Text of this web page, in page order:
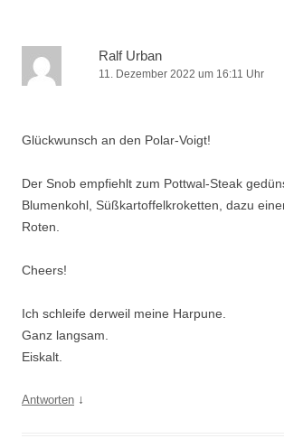
Ralf Urban
11. Dezember 2022 um 16:11 Uhr
Glückwunsch an den Polar-Voigt!
Der Snob empfiehlt zum Pottwal-Steak
Blumenkohl, Süßkartoffelkroketten, dazu
Roten.
Cheers!
Ich schleife derweil meine Harpune.
Ganz langsam.
Eiskalt.
Antworten ↓